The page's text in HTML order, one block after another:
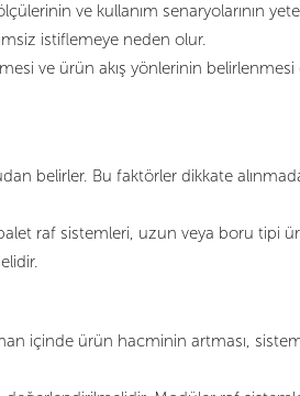
ve kullanım senaryolarının
istiflemeye neden olur.
ve ürün akış yönlerinin
belirler. Bu faktörler dikkate
raf sistemleri, uzun veya boru tipi
içinde ürün hacminin artması,